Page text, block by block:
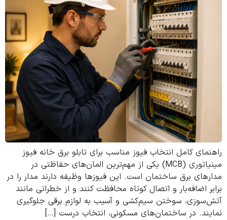
راهنمای کامل انتخاب فیوز مناسب برای تابلو برق خانه فیوز
مینیاتوری (MCB) یکی از مهم‌ترین المان‌های حفاظتی در
مدارهای برق ساختمان است. این فیوزها وظیفه دارند مدار را در
برابر اضافه‌بار و اتصال کوتاه محافظت کنند و از خطراتی مانند
آتش‌سوزی، سوختن سیم‌کشی و آسیب به لوازم برقی جلوگیری
نمایند. در ساختمان‌های مسکونی، انتخاب درست […]